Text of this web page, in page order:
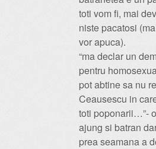
toti vom fi, mai
niste pacatosi
vor apuca).
“ma declar un
pentru
pot abtine sa nu
Ceausescu in
toti poponarii…”-
ajung si batran
prea seamana a